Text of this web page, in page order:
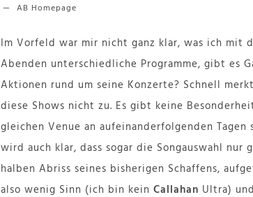
AB Homepage
Im Vorfeld war mir nicht ganz klar, was ich mit
Abenden unterschiedliche Programme, gibt es
Aktionen rund um seine Konzerte? Schnell
diese Shows nicht zu. Es gibt keine
gleichen Venue an aufeinanderfolgenden
wird auch klar, dass sogar die Songauswahl
halben Abriss seines bisherigen Schaffens,
also wenig Sinn (ich bin kein Callahan Ultra)